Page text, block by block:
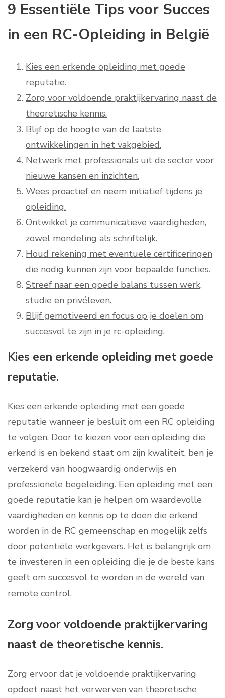
9 Essentiële Tips voor Succes
in een RC-Opleiding in België
Kies een erkende opleiding met goede
reputatie.
Zorg voor voldoende praktijkervaring naast de
theoretische kennis.
Blijf op de hoogte van de laatste
ontwikkelingen in het vakgebied.
Netwerk met professionals uit de sector voor
nieuwe kansen en inzichten.
Wees proactief en neem initiatief tijdens je
opleiding.
Ontwikkel je communicatieve vaardigheden,
zowel mondeling als schriftelijk.
Houd rekening met eventuele certificeringen
die nodig kunnen zijn voor bepaalde functies.
Streef naar een goede balans tussen werk,
studie en privéleven.
Blijf gemotiveerd en focus op je doelen om
succesvol te zijn in je rc-opleiding.
Kies een erkende opleiding met goede
reputatie.
Kies een erkende opleiding met een goede
reputatie wanneer je besluit om een RC opleiding
te volgen. Door te kiezen voor een opleiding die
erkend is en bekend staat om zijn kwaliteit, ben je
verzekerd van hoogwaardig onderwijs en
professionele begeleiding. Een opleiding met een
goede reputatie kan je helpen om waardevolle
vaardigheden en kennis op te doen die erkend
worden in de RC gemeenschap en mogelijk zelfs
door potentiële werkgevers. Het is belangrijk om
te investeren in een opleiding die je de beste kans
geeft om succesvol te worden in de wereld van
remote control.
Zorg voor voldoende praktijkervaring
naast de theoretische kennis.
Zorg ervoor dat je voldoende praktijkervaring
opdoet naast het verwerven van theoretische